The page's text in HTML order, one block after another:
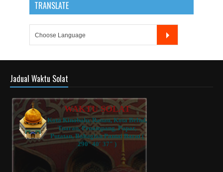
TRANSLATE
Jadual Waktu Solat